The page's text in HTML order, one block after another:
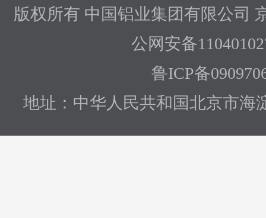
版权所有 中国铝业集团有限公司
公网安备
鲁ICP备
地址：中华人民共和国北京市海